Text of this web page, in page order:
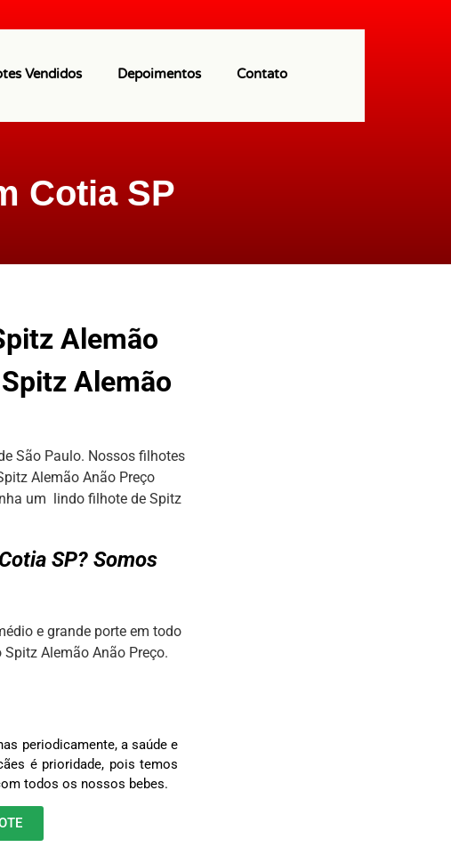
Vendidos Depoimentos Contato
Cotia SP
Alemão
Alemão
São Paulo. Nossos filhotes
Alemão Anão Preço
um lindo filhote de Spitz
SP? Somos
e grande porte em todo
Alemão Anão Preço.
periodicamente, a saúde e
é prioridade, pois temos
todos os nossos bebes.